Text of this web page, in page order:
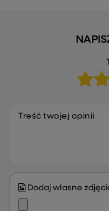
Treść twojej opinii
Dodaj własne